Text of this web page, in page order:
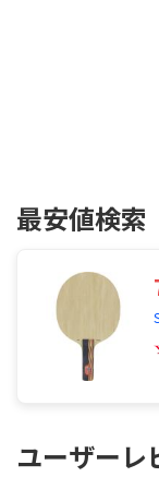
最安値検索
ユーザーレ